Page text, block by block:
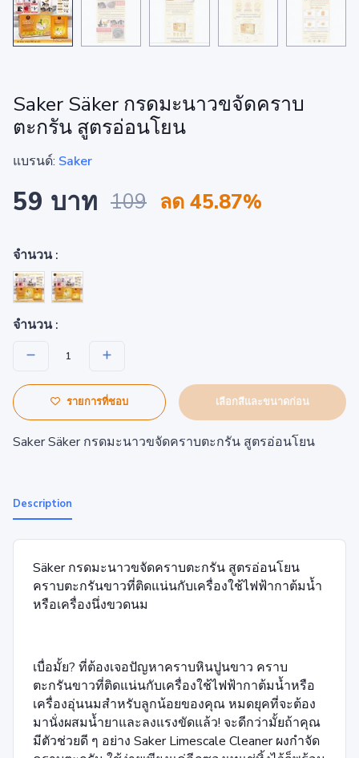
Saker Säker กรดมะนาวขจัดคราบ
ตะกรัน สูตรอ่อนโยน
แบรนด์: Saker
59 บาท 109 ลด 45.87%
จำนวน :
จำนวน :
รายการที่ชอบ เลือกสีและขนาดก่อน
Saker Säker กรดมะนาวขจัดคราบตะกรัน สูตรอ่อนโยน
Description
Säker กรดมะนาวขจัดคราบตะกรัน สูตรอ่อนโยน
คราบตะกรันขาวที่ติดแน่นกับเครื่องใช้ไฟฟ้ากาต้มน้ำ
หรือเครื่องนึ่งขวดนม
เบื่อมั้ย? ที่ต้องเจอปัญหาคราบหินปูนขาว คราบ
ตะกรันขาวที่ติดแน่นกับเครื่องใช้ไฟฟ้ากาต้มน้ำหรือ
เครื่องอุ่นนมสำหรับลูกน้อยของคุณ หมดยุคที่จะต้อง
มานั่งผสมน้ำยาและลงแรงขัดแล้ว! จะดีกว่ามั้ยถ้าคุณ
มีตัวช่วยดี ๆ อย่าง Saker Limescale Cleaner ผงกำจัด